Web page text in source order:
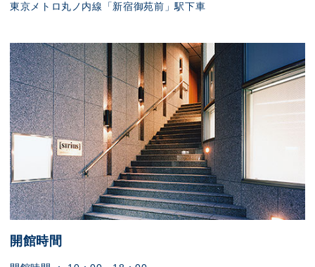
東京メトロ丸ノ内線「新宿御苑前」駅下車
開館時間